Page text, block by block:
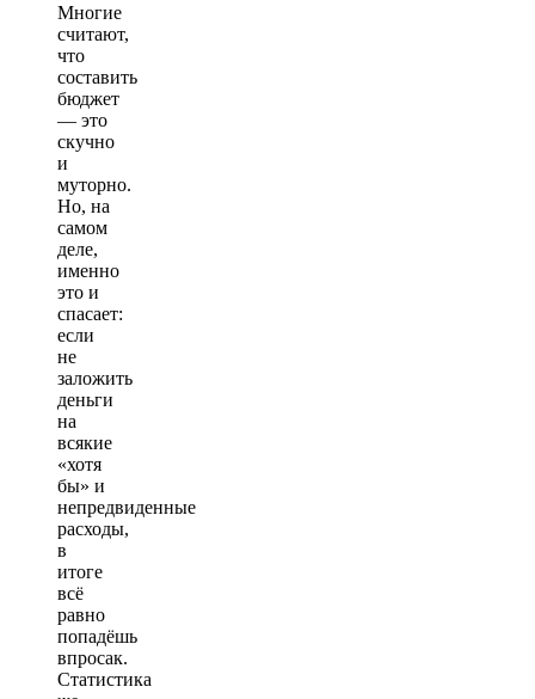
Многие
считают,
что
составить
бюджет
— это
скучно
и
муторно.
Но, на
самом
деле,
именно
это и
спасает:
если
не
заложить
деньги
на
всякие
«хотя
бы» и
непредвиденные
расходы,
в
итоге
всё
равно
попадёшь
впросак.
Статистика